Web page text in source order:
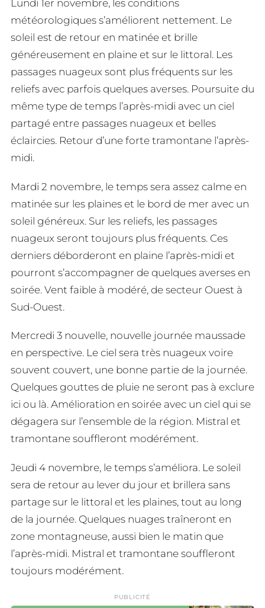
Lundi 1er novembre, les conditions
météorologiques s’améliorent nettement. Le
soleil est de retour en matinée et brille
généreusement en plaine et sur le littoral. Les
passages nuageux sont plus fréquents sur les
reliefs avec parfois quelques averses. Poursuite du
même type de temps l’après-midi avec un ciel
partagé entre passages nuageux et belles
éclaircies. Retour d’une forte tramontane l’après-
midi.
Mardi 2 novembre, le temps sera assez calme en
matinée sur les plaines et le bord de mer avec un
soleil généreux. Sur les reliefs, les passages
nuageux seront toujours plus fréquents. Ces
derniers déborderont en plaine l’après-midi et
pourront s’accompagner de quelques averses en
soirée. Vent faible à modéré, de secteur Ouest à
Sud-Ouest.
Mercredi 3 nouvelle, nouvelle journée maussade
en perspective. Le ciel sera très nuageux voire
souvent couvert, une bonne partie de la journée.
Quelques gouttes de pluie ne seront pas à exclure
ici ou là. Amélioration en soirée avec un ciel qui se
dégagera sur l’ensemble de la région. Mistral et
tramontane souffleront modérément.
Jeudi 4 novembre, le temps s’améliora. Le soleil
sera de retour au lever du jour et brillera sans
partage sur le littoral et les plaines, tout au long
de la journée. Quelques nuages traîneront en
zone montagneuse, aussi bien le matin que
l’après-midi. Mistral et tramontane souffleront
toujours modérément.
PUBLICITÉ